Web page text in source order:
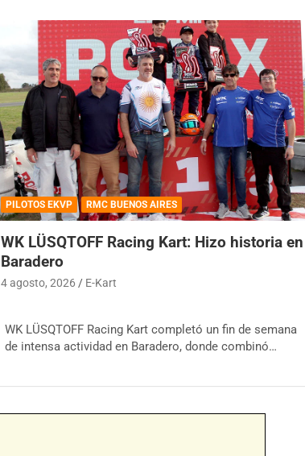
PILOTOS EKVP RMC BUENOS AIRES
WK LÜSQTOFF Racing Kart: Hizo historia en
Baradero
4 agosto, 2026 E-Kart
WK LÜSQTOFF Racing Kart completó un fin de semana
de intensa actividad en Baradero, donde combinó…